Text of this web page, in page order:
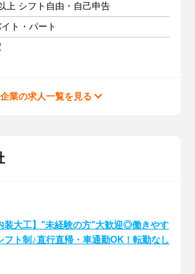
上 シフト自由・自己申告
ト・パート
業の求人一覧を見る
装大工】"未経験の方"大歓迎◎働きやす
フト制♪直行直帰・車通勤OK！転勤なし